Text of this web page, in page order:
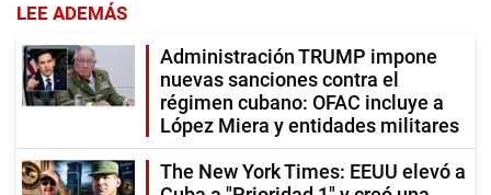
LEE ADEMÁS
Administración TRUMP impone
nuevas sanciones contra el
régimen cubano: OFAC incluye a
López Miera y entidades militares
The New York Times: EEUU elevó a